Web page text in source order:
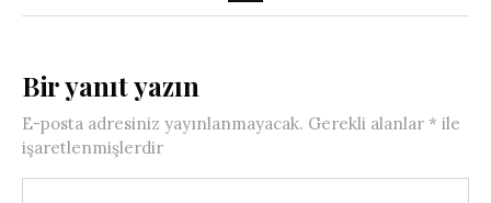
Bir yanıt yazın
E-posta adresiniz yayınlanmayacak. Gerekli alanlar * ile
işaretlenmişlerdir